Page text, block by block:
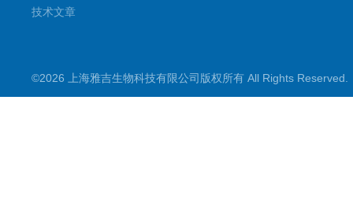
技术文章
©2026 上海雅吉生物科技有限公司版权所有 All Rights